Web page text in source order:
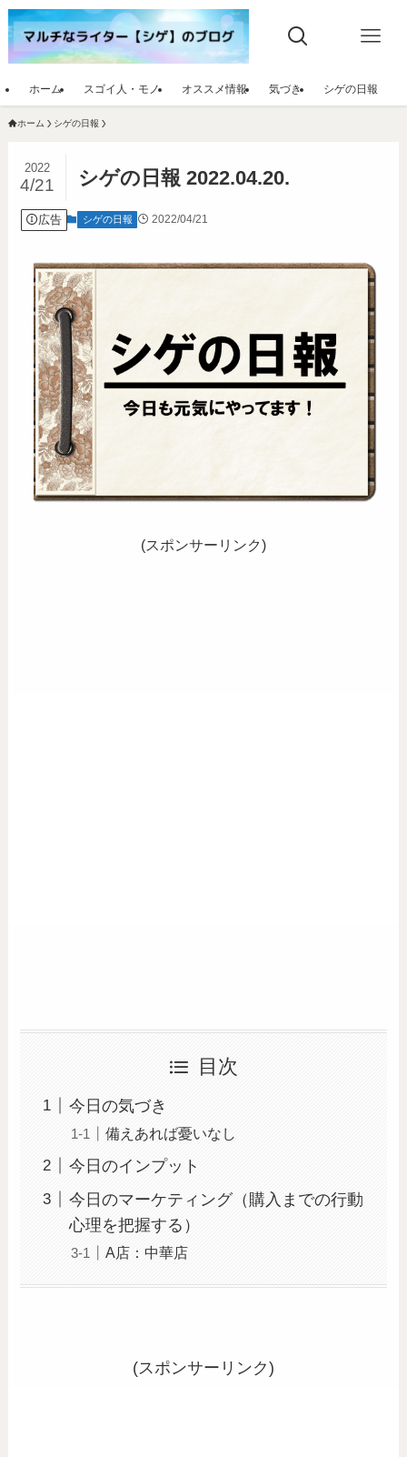
ホーム スゴイ人・モノ オススメ情報 気づき シゲの日報
ホーム シゲの日報
シゲの日報 2022.04.20.
2022
4/21
広告 シゲの日報 2022/04/21
(スポンサーリンク)
目次
今日の気づき
備えあれば憂いなし
今日のインプット
今日のマーケティング（購入までの行動
心理を把握する）
A店：中華店
(スポンサーリンク)